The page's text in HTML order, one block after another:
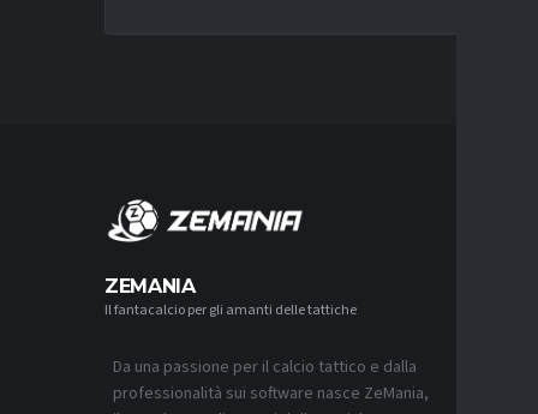
ZEMANIA
Il fantacalcio per gli amanti delle tattiche
Da una passione per il calcio tattico e dalla
professionalità sui software nasce ZeMania,